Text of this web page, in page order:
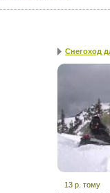
Снегоход
13 р. тому